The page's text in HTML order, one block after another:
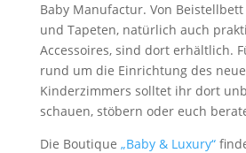
Baby Manufactur. Von
und Tapeten, natürlich auch
Accessoires, sind dort erhältlich.
rund um die Einrichtung des
Kinderzimmers solltet ihr dort
schauen, stöbern oder euch
Die Boutique „Baby & Luxury“